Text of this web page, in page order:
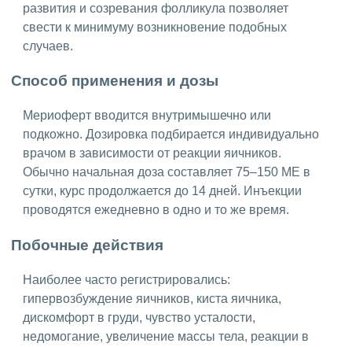
развития и созревания фолликула позволяет
свести к минимуму возникновение подобных
случаев.
Способ применения и дозы
Мериоферт вводится внутримышечно или
подкожно. Дозировка подбирается индивидуально
врачом в зависимости от реакции яичников.
Обычно начальная доза составляет 75–150 МЕ в
сутки, курс продолжается до 14 дней. Инъекции
проводятся ежедневно в одно и то же время.
Побочные действия
Наиболее часто регистрировались:
гипервозбуждение яичников, киста яичника,
дискомфорт в груди, чувство усталости,
недомогание, увеличение массы тела, реакции в